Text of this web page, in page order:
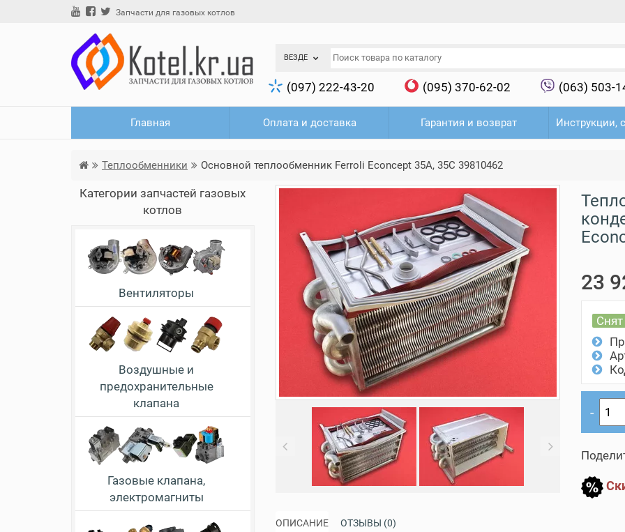
Запчасти для газовых котлов
ВЕЗДЕ
(097) 222-43-20 (095) 370-62-02 (063) 503-
Главная Оплата и доставка Гарантия и возврат Инструкции,
Теплообменники Основной теплообменник Ferroli Econcept 35A, 35C 39810462
Категории запчастей газовых
котлов
Вентиляторы
Воздушные и
предохранительные
клапана
Газовые клапана,
электромагниты
Previous
23
ОПИСАНИЕ ОТЗЫВЫ (0)